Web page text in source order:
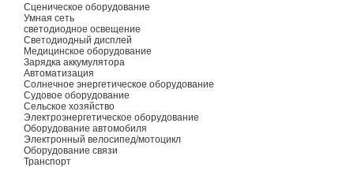
Сценическое оборудование
Умная сеть
светодиодное освещение
Светодиодный дисплей
Медицинское оборудование
Зарядка аккумулятора
Автоматизация
Солнечное энергетическое оборудование
Судовое оборудование
Сельское хозяйство
Электроэнергетическое оборудование
Оборудование автомобиля
Электронный велосипед/мотоцикл
Оборудование связи
Транспорт